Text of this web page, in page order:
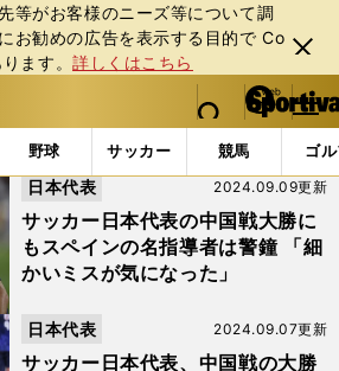
等がお客様のニーズ等について調
お勧めの広告を表⽰する⽬的で Co
ます。詳しくはこちら
閉じ
る
web Sportiva (webスポルティーバ)
検索
マイペ
ー
ジ
メニュ
野球 サッカー 競馬 ゴ
最新ニュース・ 情報 (3ページ目)
サッカー日本代表の中国戦大勝に
もスペインの名指導者は警鐘 「細
かいミスが気になった」
2024.09.09更新
日本代表
サッカー日本代表、中国戦の大勝
2024.09.07更新
日本代表